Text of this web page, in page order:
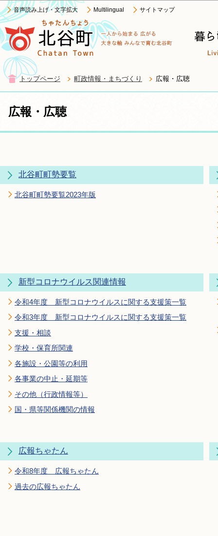
音声読み上げ・文字拡大 Multilingual サイトマップ
トップページ 町政情報・まちづくり 広報・広聴
広報・広聴
北谷町町勢要覧
北谷町町勢要覧2023年版
新型コロナウイルス関連情報
令和4年度 新型コロナウイルスに関する支援策一覧
令和3年度 新型コロナウイルスに関する支援策一覧
支援・相談
学校・保育所関連
各施設・公園等の利用
各事業の中止・延期等
その他（行政情報等）
国・県等関係機関の情報
広報ちゃたん
令和8年度 広報ちゃたん
過去の広報ちゃたん